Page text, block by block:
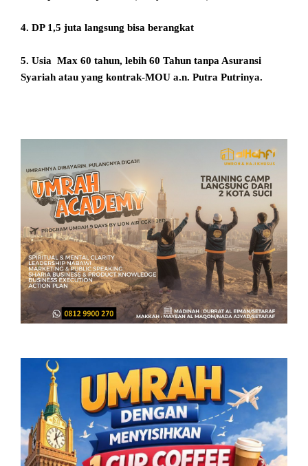
4. DP 1,5 juta langsung bisa berangkat
5. Usia Max 60 tahun, lebih 60 Tahun tanpa Asuransi
Syariah atau yang kontrak-MOU a.n. Putra Putrinya.